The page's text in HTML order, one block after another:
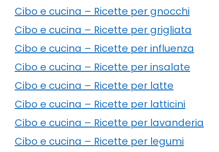
Cibo e cucina – Ricette per gnocchi
Cibo e cucina – Ricette per grigliata
Cibo e cucina – Ricette per influenza
Cibo e cucina – Ricette per insalate
Cibo e cucina – Ricette per latte
Cibo e cucina – Ricette per latticini
Cibo e cucina – Ricette per lavanderia
Cibo e cucina – Ricette per legumi